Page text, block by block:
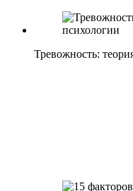
Тревожность: